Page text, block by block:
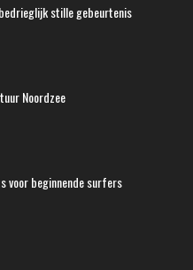
stille gebeurtenis
Noordzee
voor beginnende surfers